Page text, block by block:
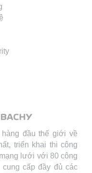
đầu thế giới về
triển khai thi công
lưới với 80 công
cấp đầy đủ các